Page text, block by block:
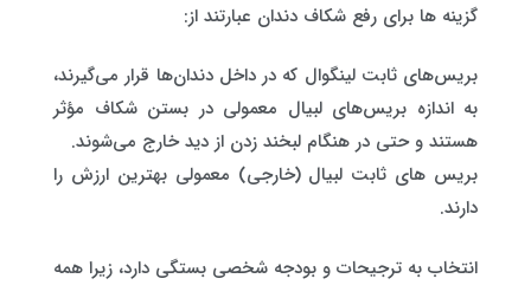
گزینه ها برای رفع شکاف دندان عبارتند از:
بریس‌های ثابت لینگوال که در داخل دندان‌ها قرار می‌گیرند،
به اندازه بریس‌های لبیال معمولی در بستن شکاف مؤثر
هستند و حتی در هنگام لبخند زدن از دید خارج می‌شوند.
بریس های ثابت لبیال (خارجی) معمولی بهترین ارزش را
دارند.
انتخاب به ترجیحات و بودجه شخصی بستگی دارد، زیرا همه